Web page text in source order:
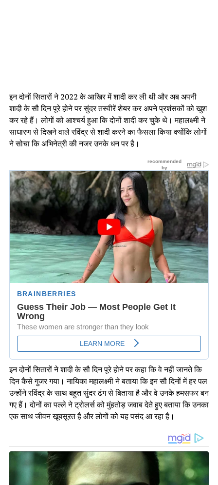
इन दोनों सितारों ने 2022 के आखिर में शादी कर ली थी और अब अपनी
शादी के सौ दिन पूरे होने पर सुंदर तस्वीरें शेयर कर अपने प्रशंसकों को खुश
कर रहे हैं। लोगों को आश्चर्य हुआ कि दोनों शादी कर चुके थे। महालक्ष्मी ने
साधारण से दिखने वाले रविंद्र से शादी करने का फैसला किया क्योंकि लोगों
ने सोचा कि अभिनेत्री की नजर उनके धन पर है।
इन दोनों सितारों ने शादी के सौ दिन पूरे होने पर कहा कि वे नहीं जानते कि
दिन कैसे गुजर गया। नायिका महालक्ष्मी ने बताया कि इन सौ दिनों में हर पल
उन्होंने रविंद्र के साथ बहुत सुंदर ढंग से बिताया है और वे उनके हमसफर बन
गए हैं। दोनों का पल्ले ने ट्रोलर्स को मुंहतोड़ जवाब देते हुए बताया कि उनका
एक साथ जीवन खूबसूरत है और लोगों को यह पसंद आ रहा है।